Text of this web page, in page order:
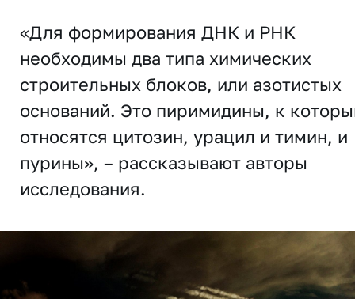
«Для формирования ДНК и РНК
необходимы два типа химических
строительных блоков, или азотистых
оснований. Это пиримидины, к
относятся цитозин, урацил и тимин, и
пурины», – рассказывают авторы
исследования.